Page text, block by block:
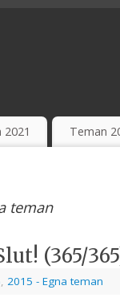
2021 Teman
teman
(365/
, 2015 - Egna teman